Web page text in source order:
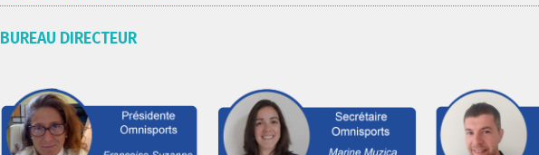
BUREAU DIRECTEUR